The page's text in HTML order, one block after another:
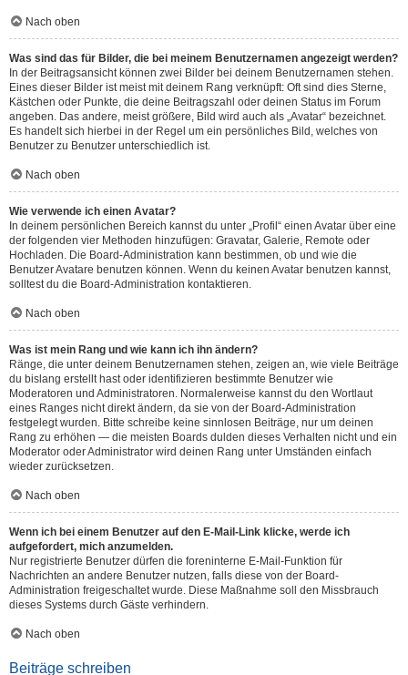
Nach oben
Was sind das für Bilder, die bei meinem Benutzernamen angezeigt werden?
In der Beitragsansicht können zwei Bilder bei deinem Benutzernamen stehen.
Eines dieser Bilder ist meist mit deinem Rang verknüpft: Oft sind dies Sterne,
Kästchen oder Punkte, die deine Beitragszahl oder deinen Status im Forum
angeben. Das andere, meist größere, Bild wird auch als „Avatar“ bezeichnet.
Es handelt sich hierbei in der Regel um ein persönliches Bild, welches von
Benutzer zu Benutzer unterschiedlich ist.
Nach oben
Wie verwende ich einen Avatar?
In deinem persönlichen Bereich kannst du unter „Profil“ einen Avatar über eine
der folgenden vier Methoden hinzufügen: Gravatar, Galerie, Remote oder
Hochladen. Die Board-Administration kann bestimmen, ob und wie die
Benutzer Avatare benutzen können. Wenn du keinen Avatar benutzen kannst,
solltest du die Board-Administration kontaktieren.
Nach oben
Was ist mein Rang und wie kann ich ihn ändern?
Ränge, die unter deinem Benutzernamen stehen, zeigen an, wie viele Beiträge
du bislang erstellt hast oder identifizieren bestimmte Benutzer wie
Moderatoren und Administratoren. Normalerweise kannst du den Wortlaut
eines Ranges nicht direkt ändern, da sie von der Board-Administration
festgelegt wurden. Bitte schreibe keine sinnlosen Beiträge, nur um deinen
Rang zu erhöhen — die meisten Boards dulden dieses Verhalten nicht und ein
Moderator oder Administrator wird deinen Rang unter Umständen einfach
wieder zurücksetzen.
Nach oben
Wenn ich bei einem Benutzer auf den E-Mail-Link klicke, werde ich
aufgefordert, mich anzumelden.
Nur registrierte Benutzer dürfen die foreninterne E-Mail-Funktion für
Nachrichten an andere Benutzer nutzen, falls diese von der Board-
Administration freigeschaltet wurde. Diese Maßnahme soll den Missbrauch
dieses Systems durch Gäste verhindern.
Nach oben
Beiträge schreiben